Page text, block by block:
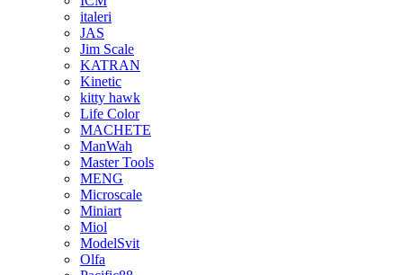
italeri
JAS
Jim Scale
KATRAN
Kinetic
kitty hawk
Life Color
MACHETE
ManWah
Master Tools
MENG
Microscale
Miniart
Miol
ModelSvit
Olfa